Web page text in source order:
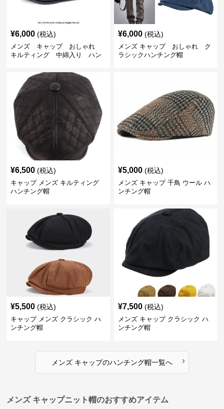
¥6,000 (税込)
メンズ キャップ おしゃれ
キルティング 中綿入り ハン
¥6,000 (税込)
メンズ キャップ おしゃれ ク
ラシックハンチング帽
¥6,500 (税込)
キャップ メンズ キルティング
ハンチング帽
¥5,000 (税込)
メンズ キャップ 千鳥 ウール ハ
ンチング帽
¥5,500 (税込)
キャップ メンズ クラシック ハ
ンチング帽
¥7,500 (税込)
メンズ キャップ クラシック ハ
ンチング帽
メンズ キャップのハンチング帽一覧へ ›
メンズ キャップニット帽のおすすめアイテム